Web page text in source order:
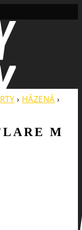
M
› HÁZENÁ ›